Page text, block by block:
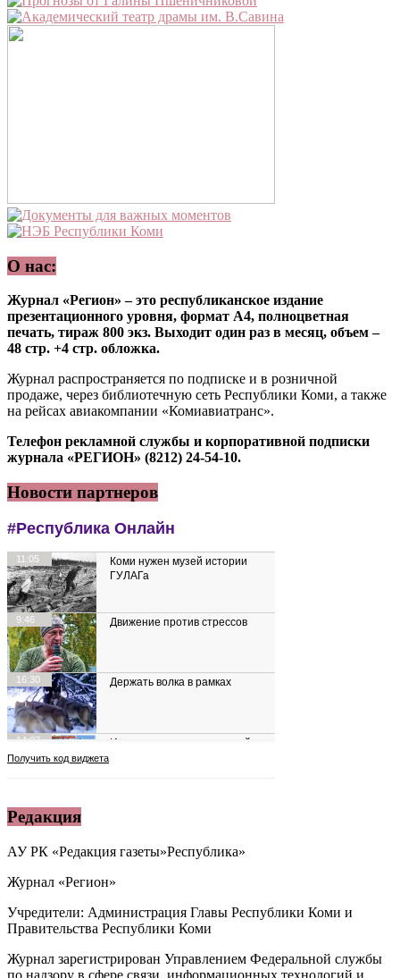
О нас:
Журнал «Регион» – это республиканское издание
презентационного уровня, формат А4, полноцветная
печать, тираж 800 экз. Выходит один раз в месяц, объем –
48 стр. +4 стр. обложка.
Журнал распространяется по подписке и в розничной
продаже, через библиотечную сеть Республики Коми, а также
на рейсах авиакомпании «Комиавиатранс».
Телефон рекламной службы и корпоративной подписки
журнала «РЕГИОН» (8212) 24-54-10.
Новости партнеров
Редакция
АУ РК «Редакция газеты»Республика»
Журнал «Регион»
Учредители: Администрация Главы Республики Коми и
Правительства Республики Коми
Журнал зарегистрирован Управлением Федеральной службы